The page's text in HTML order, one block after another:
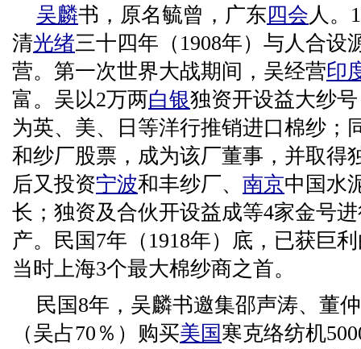
吴麟书，原名毓曾，广东 四会人。
清光绪三十四年（1908年）与人合设
营。第一次世界大战期间，吴经营印
富。吴以2万两白银独资开设益大纱
为英、美、日等洋行推销进口棉纱；
和纱厂股票，成为该厂董事，并取得
后又投资宁波和丰纱厂、 南京中国水
长；独资及合伙开设益成等4家金号
产。民国7年（1918年）底，已获巨
当时上海3个最大棉纱商之首。
民国8年，吴麟书邀集邵声涛、董
（吴占70％）购买美国寒克络纺机